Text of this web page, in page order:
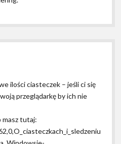
ilości ciasteczek – jeśli ci się
przeglądarkę by ich nie
masz tutaj: